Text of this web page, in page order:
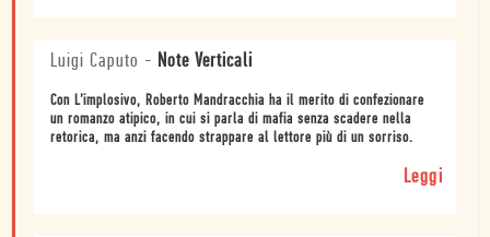
Luigi Caputo - Note Verticali
Con L’implosivo, Roberto Mandracchia ha il merito di confezionare
un romanzo atipico, in cui si parla di mafia senza scadere nella
retorica, ma anzi facendo strappare al lettore più di un sorriso.
Leggi